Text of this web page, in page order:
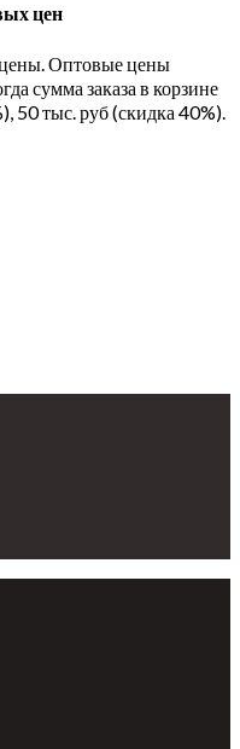
цен
Оптовые цены
сумма заказа в корзине
50 тыс. руб (скидка 40%).